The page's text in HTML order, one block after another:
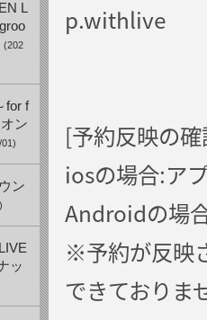
L
(202
for f
ン
ン
ッ
p.withlive
[予約反映の
iosの場合:ア
Androidの場
※予約が反映
できておりま